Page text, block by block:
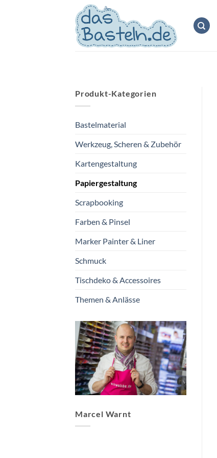
Produkt-Kategorien
Bastelmaterial
Werkzeug, Scheren & Zubehör
Kartengestaltung
Papiergestaltung
Scrapbooking
Farben & Pinsel
Marker Painter & Liner
Schmuck
Tischdeko & Accessoires
Themen & Anlässe
Marcel Warnt